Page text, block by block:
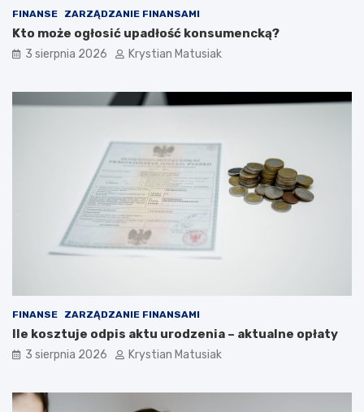
FINANSE ZARZĄDZANIE FINANSAMI
Kto może ogłosić upadłość konsumencką?
3 sierpnia 2026 Krystian Matusiak
FINANSE ZARZĄDZANIE FINANSAMI
Ile kosztuje odpis aktu urodzenia – aktualne opłaty
3 sierpnia 2026 Krystian Matusiak